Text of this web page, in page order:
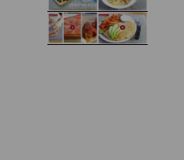
Domowe żelki
Zupa kurkowa z
selerem i pietruszką